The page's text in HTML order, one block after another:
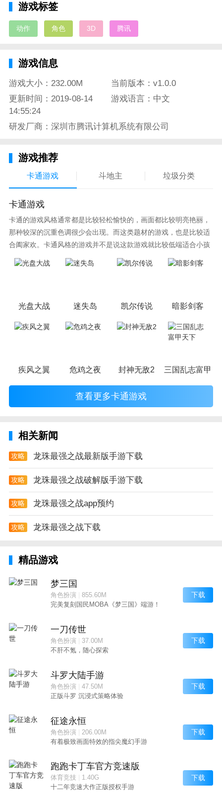
《龙珠最强之战》的剧情充分还原动画原作，即时渲染
的3D过场动画，带领我们重温龙珠的剧情故事，再次体
2，极还原人物：严格忠于原作的灵魂再现
《龙珠最强之战》中，出现了孙悟空、布尔玛、龟仙
人、库林、赛亚人王子贝吉塔以及弗利萨等多位原著人
气角色。熟悉的人物形象、媲美动画的游戏场景，不仅
会让玩家有身临其境的感受，而且高度自由的游戏玩
3，极还原动作：爽快紧张的热血战斗
景、招式，更将《龙珠》动画中的经典招式重现。如，
亚姆查的狼牙风风拳、天津饭的气功炮、库林的气圆
斩、比克的魔贯光杀炮，还有龟仙人的龟派气功。
4，极还原玩法：召集伙伴拯救地球
元，玩家既可与朋友组队刷怪、又能参加武道会，与其
战，在线的玩家进行瞬息万变的热血对抗。幸而大家期
待已久的《龙珠最强之战》终于强势来袭，让你重新回
忆起《龙珠》的热血与浪漫，即使告别了童年，儿时的
游戏标签
动作 角色 3D 腾讯
游戏信息
游戏大小：232.00M
当前版本：v1.0.0
更新时间：2019-08-14
14:55:24
游戏语言：中文
研发厂商：深圳市腾讯计算机系统有限公司
游戏推荐
卡通游戏 斗地主 垃圾分类
卡通游戏
卡通的游戏风格通常都是比较轻松愉快的，画面都比较明亮艳丽，
那种较深的沉重色调很少会出现。而这类题材的游戏，也是比较适
合阖家欢。卡通风格的游戏并不是说这款游戏就比较低端适合小孩
子玩，因为很多游戏厂商会故意把游戏中添加进入卡通元素，这也
光盘大战 迷失岛 凯尔传说 暗影剑客
疾风之翼 危鸡之夜 封神无敌2 三国乱志富甲天
查看更多卡通游戏
相关新闻
攻略 龙珠最强之战最新版手游下载
攻略 龙珠最强之战破解版手游下载
攻略 龙珠最强之战app预约
攻略 龙珠最强之战下载
精品游戏
梦三国
角色扮演| 855.60M
完美复刻国民MOBA《梦三国》端游！
下载
一刀传世
角色扮演| 37.00M
不肝不氪，随心探索
下载
斗罗大陆手游
角色扮演| 47.50M
正版斗罗 沉浸式策略体验
下载
征途永恒
角色扮演| 206.00M
有着极致画面特效的指尖魔幻手游
下载
跑跑卡丁车官方竞速版
体育竞技
1.40G
十二年竞速大作正版授权手游
下载